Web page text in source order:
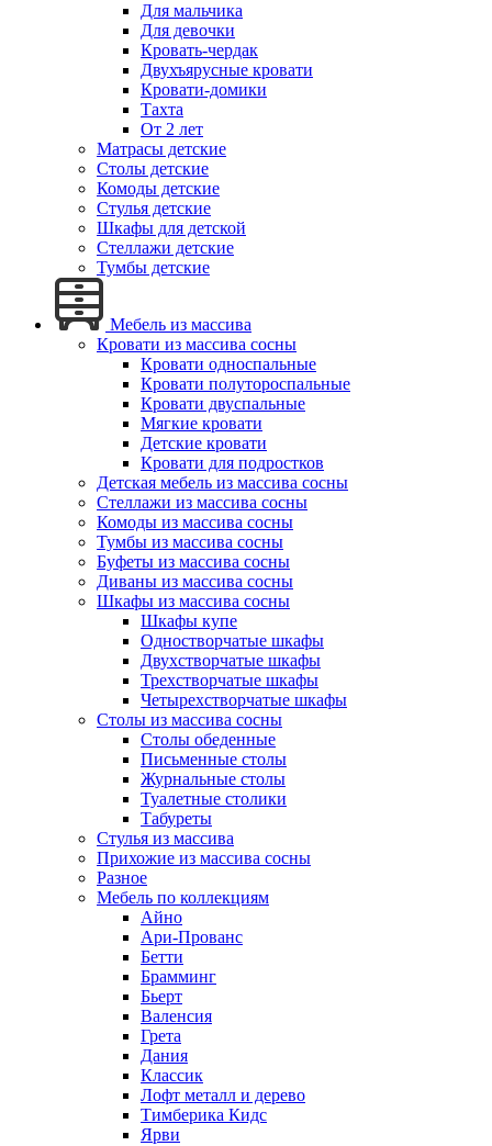
Для мальчика
Для девочки
Кровать-чердак
Двухъярусные кровати
Кровати-домики
Тахта
От 2 лет
Матрасы детские
Столы детские
Комоды детские
Стулья детские
Шкафы для детской
Стеллажи детские
Тумбы детские
Мебель из массива
Кровати из массива сосны
Кровати односпальные
Кровати полутороспальные
Кровати двуспальные
Мягкие кровати
Детские кровати
Кровати для подростков
Детская мебель из массива сосны
Стеллажи из массива сосны
Комоды из массива сосны
Тумбы из массива сосны
Буфеты из массива сосны
Диваны из массива сосны
Шкафы из массива сосны
Шкафы купе
Одностворчатые шкафы
Двухстворчатые шкафы
Трехстворчатые шкафы
Четырехстворчатые шкафы
Столы из массива сосны
Столы обеденные
Письменные столы
Журнальные столы
Туалетные столики
Табуреты
Стулья из массива
Прихожие из массива сосны
Разное
Мебель по коллекциям
Айно
Ари-Прованс
Бетти
Брамминг
Бьерт
Валенсия
Грета
Дания
Классик
Лофт металл и дерево
Тимберика Кидс
Ярви